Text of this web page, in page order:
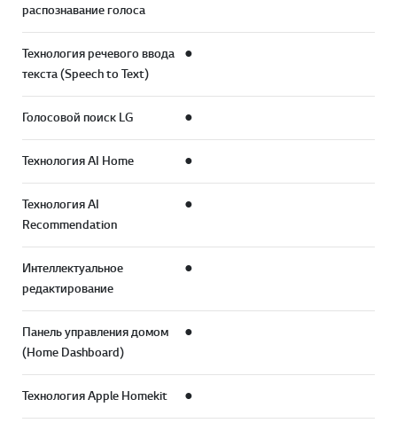
распознавание голоса
Технология речевого ввода
текста (Speech to Text)
●
Голосовой поиск LG ●
Технология AI Home ●
Технология AI
Recommendation
●
Интеллектуальное
редактирование
●
Панель управления домом
(Home Dashboard)
●
Технология Apple Homekit ●